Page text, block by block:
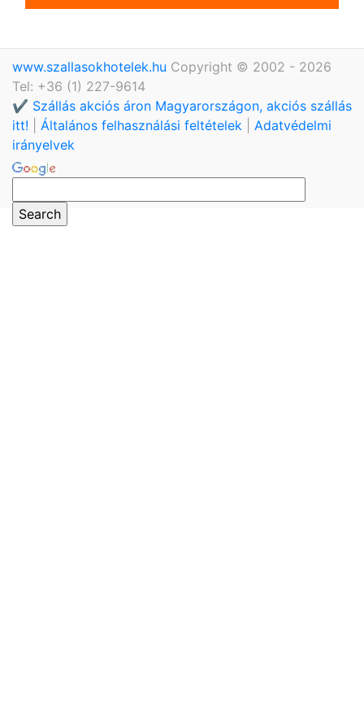
www.szallasokhotelek.hu Copyright © 2002 - 2026
Tel: +36 (1) 227-9614
✔️ Szállás akciós áron Magyarországon, akciós szállás
itt!
Általános felhasználási feltételek
Adatvédelmi
irányelvek